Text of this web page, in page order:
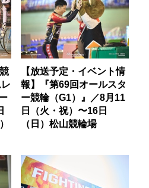
【放送予定・イベント情
報】『第69回オールスタ
ー競輪（G1）』／8月11
日（火・祝）〜16日
（日）松山競輪場